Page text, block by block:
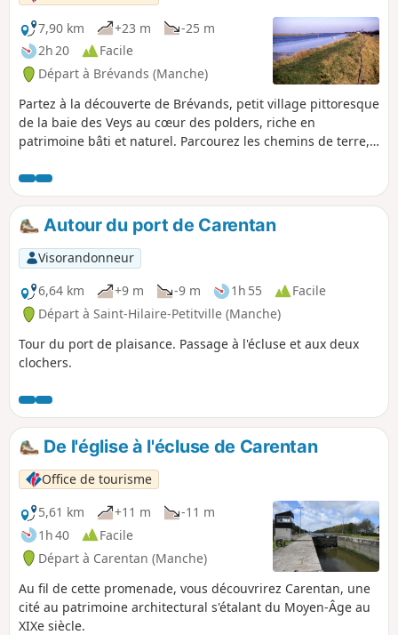
7,90 km
+23 m
-25 m
2h 20
Facile
Départ à Brévands (Manche)
Partez à la découverte de Brévands, petit village pittoresque
de la baie des Veys au cœur des polders, riche en
patrimoine bâti et naturel. Parcourez les chemins de terre,
territoire.
Autour du port de Carentan
Visorandonneur
6,64 km
+9 m -9 m 1h 55
Facile
Départ à Saint-Hilaire-Petitville (Manche)
Tour du port de plaisance. Passage à l'écluse et aux deux
clochers.
De l'église à l'écluse de Carentan
Office de tourisme
5,61 km
+11 m
-11 m
1h 40
Facile
Départ à Carentan (Manche)
Au fil de cette promenade, vous découvrirez Carentan, une
cité au patrimoine architectural s'étalant du Moyen-Âge au
XIXe siècle.